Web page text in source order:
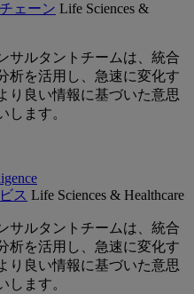
ェーン Life Sciences &
サルタントチームは、統合
析を活用し、急速に変化す
り良い情報に基づいた意思
します。
ス Life Sciences & Healthcare
サルタントチームは、統合
析を活用し、急速に変化す
り良い情報に基づいた意思
します。